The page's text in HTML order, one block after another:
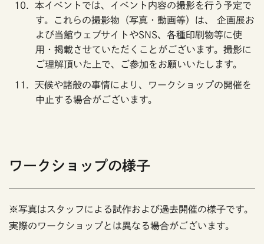
本イベントでは、イベント内容の撮影を行う予定で
す。これらの撮影物（写真・動画等）は、 企画展お
よび当館ウェブサイトやSNS、各種印刷物等に使
用・掲載させていただくことがございます。撮影に
ご理解頂いた上で、ご参加をお願いいたします。
天候や諸般の事情により、ワークショップの開催を
中止する場合がございます。
ワークショップの様子
※写真はスタッフによる試作および過去開催の様子です。
実際のワークショップとは異なる場合がございます。